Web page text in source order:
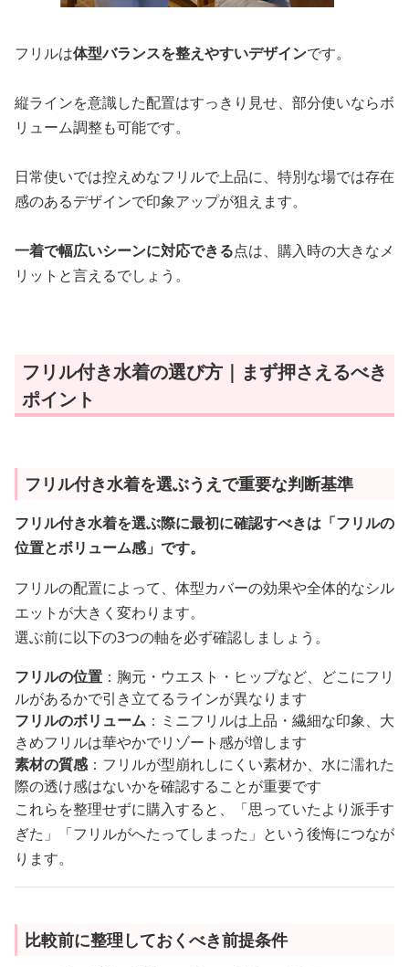
フリルは体型バランスを整えやすいデザインです。
縦ラインを意識した配置はすっきり見せ、部分使いならボ
リューム調整も可能です。
日常使いでは控えめなフリルで上品に、特別な場では存在
感のあるデザインで印象アップが狙えます。
一着で幅広いシーンに対応できる点は、購入時の大きなメ
リットと言えるでしょう。
フリル付き水着の選び方｜まず押さえるべき
ポイント
フリル付き水着を選ぶうえで重要な判断基準
フリル付き水着を選ぶ際に最初に確認すべきは「フリルの
位置とボリューム感」です。
フリルの配置によって、体型カバーの効果や全体的なシル
エットが大きく変わります。
選ぶ前に以下の3つの軸を必ず確認しましょう。
フリルの位置 ：胸元・ウエスト・ヒップなど、どこにフリ
ルがあるかで引き立てるラインが異なります
フリルのボリューム ：ミニフリルは上品・繊細な印象、大
きめフリルは華やかでリゾート感が増します
素材の質感：フリルが型崩れしにくい素材か、水に濡れた
際の透け感はないかを確認することが重要です
これらを整理せずに購入すると、「思っていたより派手す
ぎた」「フリルがへたってしまった」という後悔につなが
ります。
比較前に整理しておくべき前提条件